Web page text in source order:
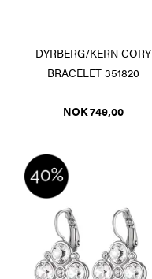
DYRBERG/KERN CORY
BRACELET 351820
NOK 749,00